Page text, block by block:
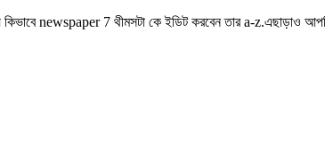
newspaper 7 থীমসটা কে ইডিট করবেন তার a-z.এছাড়াও